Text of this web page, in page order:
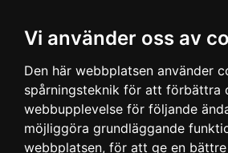
Vi använder oss av
Den här webbplatsen använder
spårningsteknik för att förbättra
webbupplevelse för följande
möjliggöra grundläggande
webbplatsen, för att ge en